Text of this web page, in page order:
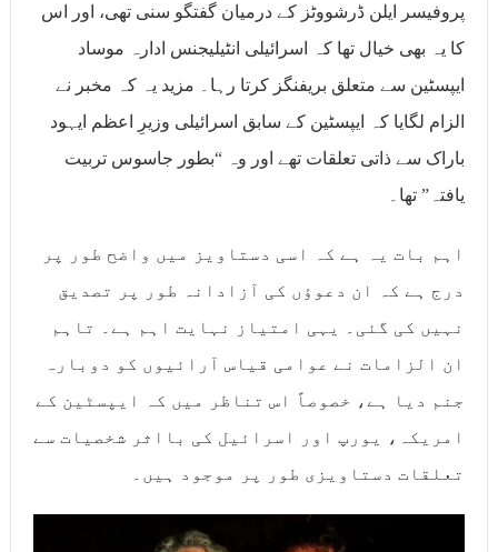
پروفیسر ایلن ڈرشووٹز کے درمیان گفتگو سنی تھی، اور اس
کا یہ بھی خیال تھا کہ اسرائیلی انٹیلیجنس ادارہ موساد
ایپسٹین سے متعلق بریفنگز کرتا رہا۔ مزید یہ کہ مخبر نے
الزام لگایا کہ ایپسٹین کے سابق اسرائیلی وزیرِ اعظم ایہود
باراک سے ذاتی تعلقات تھے اور وہ “بطور جاسوس تربیت
یافتہ” تھا۔
اہم بات یہ ہے کہ اسی دستاویز میں واضح طور پر
درج ہے کہ ان دعوؤں کی آزادانہ طور پر تصدیق
نہیں کی گئی۔ یہی امتیاز نہایت اہم ہے۔ تاہم
ان الزامات نے عوامی قیاس آرائیوں کو دوبارہ
جنم دیا ہے، خصوصاً اس تناظر میں کہ ایپسٹین کے
امریکہ، یورپ اور اسرائیل کی بااثر شخصیات سے
تعلقات دستاویزی طور پر موجود ہیں۔